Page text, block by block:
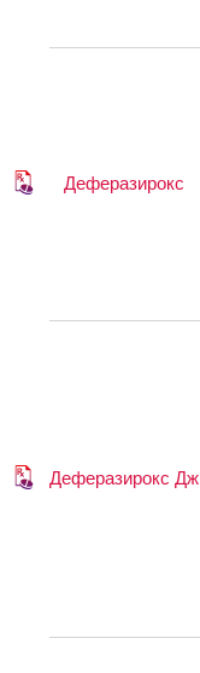
Деферазирокс
Деферазирокс Дж